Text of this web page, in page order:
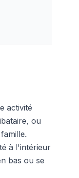
activité
ou
à l'intérieur
bas ou se